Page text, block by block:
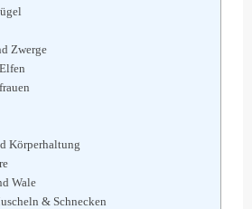
Zwerge
Körperhaltung
Wale
& Schnecken